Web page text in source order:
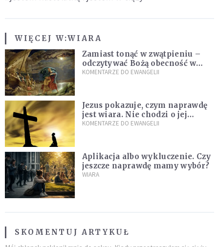
WIĘCEJ W:WIARA
Zamiast tonąć w zwątpieniu –
odczytywać Bożą obecność w
burzach codziennego życia
KOMENTARZE DO EWANGELII
Jezus pokazuje, czym naprawdę
jest wiara. Nie chodzi o jej
wielkość
KOMENTARZE DO EWANGELII
Aplikacja albo wykluczenie. Czy
jeszcze naprawdę mamy wybór?
WIARA
SKOMENTUJ ARTYKUŁ